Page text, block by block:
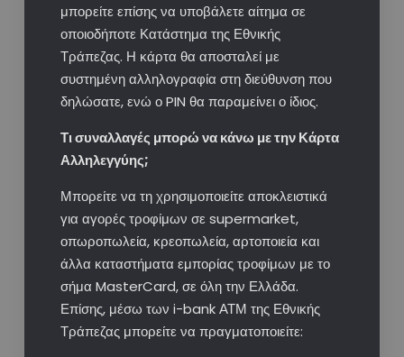
μπορείτε επίσης να υποβάλετε αίτημα σε
οποιοδήποτε Κατάστημα της Εθνικής
Τράπεζας. Η κάρτα θα αποσταλεί με
συστημένη αλληλογραφία στη διεύθυνση που
δηλώσατε, ενώ ο PIN θα παραμείνει ο ίδιος​.
Τι συναλλαγές μπορώ να κάνω με την Κάρτα
Αλληλεγγύης;
Μπορείτε να τη χρησιμοποιείτε αποκλειστικά
για αγορές τροφίμων σε supermarket,
οπωροπωλεία, κρεοπωλεία, αρτοποιεία και
άλλα καταστήματα εμπορίας τροφίμων με το
σήμα MasterCard, σε όλη την Ελλάδα.
Επίσης, μέσω των i-bank ΑΤΜ της Εθνικής
Τράπεζας μπορείτε να πραγματοποιείτε: